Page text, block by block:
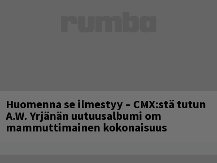
Huomenna se ilmestyy – CMX:stä tutun
A.W. Yrjänän uutuusalbumi om
mammuttimainen kokonaisuus